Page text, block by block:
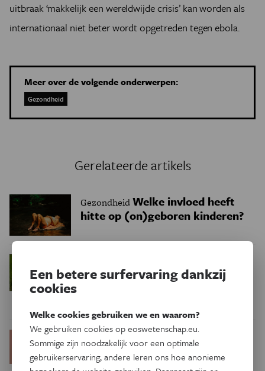
uitbraak ‘makkelijk een wereldwijde crisis’ kan worden als
internationaal niet beter wordt opgetreden tegen ebola.
Meer over de volgende onderwerpen:
Gezondheid
Gerelateerde artikels
GezondheidWelke invloed heeft
hitte op (on)geboren kinderen?
aanknopingspunt voor
Gezondheid Menstruatiecyclus:
nuttige gezondheidsindicator,
geen vitale functie
Een betere surfervaring dankzij
cookies
Welke cookies gebruiken we en waarom?
We gebruiken cookies op eoswetenschap.eu.
Sommige zijn noodzakelijk voor een optimale
gebruikerservaring, andere leren ons hoe anonieme